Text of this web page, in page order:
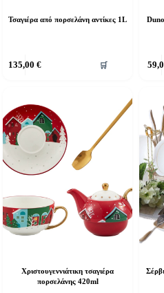
Τσαγιέρα από πορσελάνη αντίκες 1L
135,00€ 🛒
Χριστουγεννιάτικη τσαγιέρα
πορσελάνης 420ml